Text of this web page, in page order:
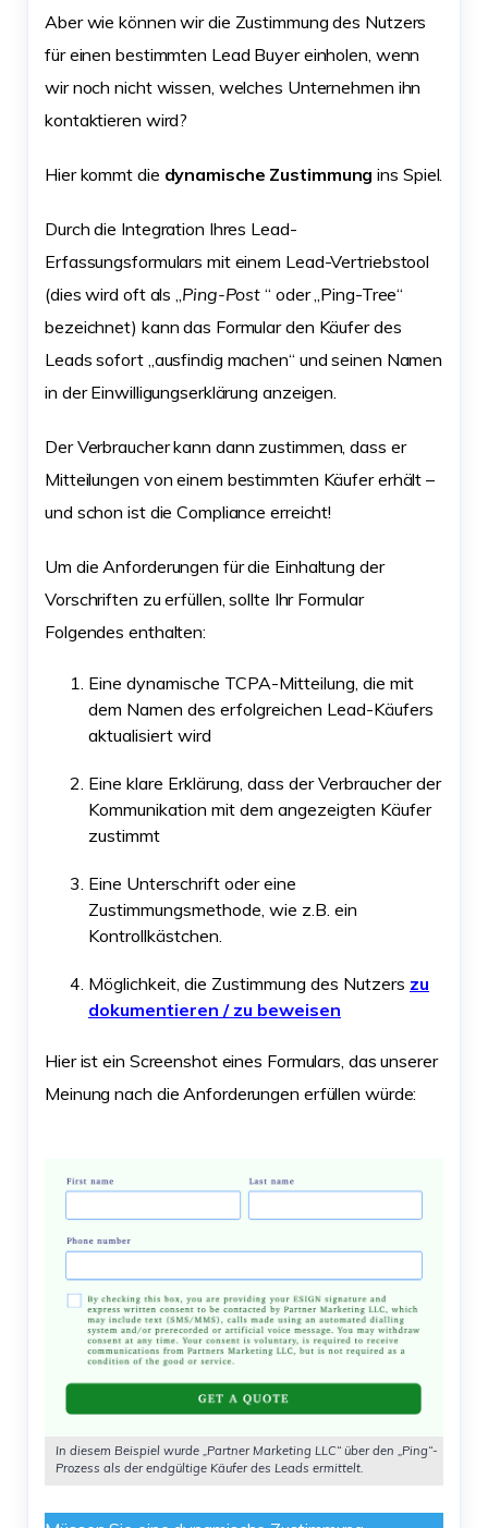
Aber wie können wir die Zustimmung des Nutzers
für einen bestimmten Lead Buyer einholen, wenn
wir noch nicht wissen, welches Unternehmen ihn
kontaktieren wird?
Hier kommt die dynamische Zustimmung ins Spiel.
Durch die Integration Ihres Lead-
Erfassungsformulars mit einem Lead-Vertriebstool
(dies wird oft als „Ping-Post “ oder „Ping-Tree“
bezeichnet) kann das Formular den Käufer des
Leads sofort „ausfindig machen“ und seinen Namen
in der Einwilligungserklärung anzeigen.
Der Verbraucher kann dann zustimmen, dass er
Mitteilungen von einem bestimmten Käufer erhält –
und schon ist die Compliance erreicht!
Um die Anforderungen für die Einhaltung der
Vorschriften zu erfüllen, sollte Ihr Formular
Folgendes enthalten:
Eine dynamische TCPA-Mitteilung, die mit
dem Namen des erfolgreichen Lead-Käufers
aktualisiert wird
Eine klare Erklärung, dass der Verbraucher der
Kommunikation mit dem angezeigten Käufer
zustimmt
Eine Unterschrift oder eine
Zustimmungsmethode, wie z.B. ein
Kontrollkästchen.
Möglichkeit, die Zustimmung des Nutzers zu
dokumentieren / zu beweisen
Hier ist ein Screenshot eines Formulars, das unserer
Meinung nach die Anforderungen erfüllen würde:
In diesem Beispiel wurde „Partner Marketing LLC“ über den „Ping“-
Prozess als der endgültige Käufer des Leads ermittelt.